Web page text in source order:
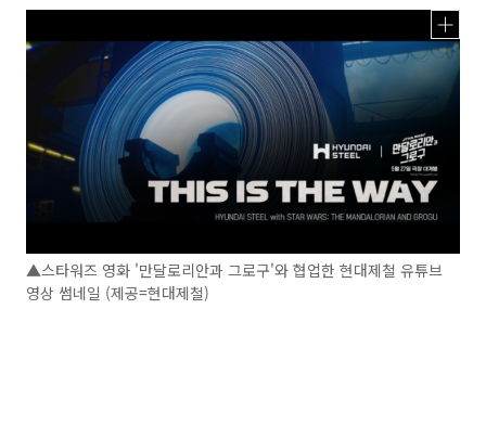
▲스타워즈 영화 '만달로리안과 그로구'와 협업한 현대제철 유튜브
영상 썸네일 (제공=현대제철)